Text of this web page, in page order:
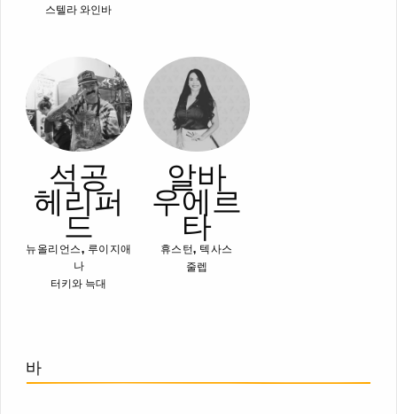
스텔라 와인바
석공
헤리퍼
드
뉴올리언스, 루이지애
나
터키와 늑대
알바
우에르
타
휴스턴, 텍사스
줄렙
바